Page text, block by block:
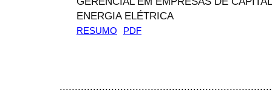
ENERGIA ELÉTRICA
RESUMO PDF